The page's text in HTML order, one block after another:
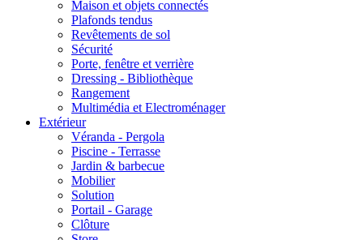
Maison et objets connectés
Plafonds tendus
Revêtements de sol
Sécurité
Porte, fenêtre et verrière
Dressing - Bibliothèque
Rangement
Multimédia et Electroménager
Extérieur
Véranda - Pergola
Piscine - Terrasse
Jardin & barbecue
Mobilier
Solution
Portail - Garage
Clôture